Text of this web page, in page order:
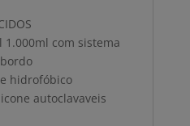
1.000ml com sistema
hidrofóbico
autoclavaveis